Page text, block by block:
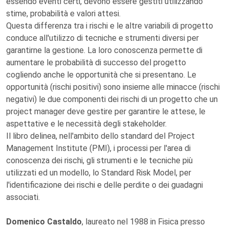
stime, probabilità e valori attesi.
Questa differenza tra i rischi e le altre variabili di progetto
conduce all'utilizzo di tecniche e strumenti diversi per
garantirne la gestione. La loro conoscenza permette di
aumentare le probabilità di successo del progetto
cogliendo anche le opportunità che si presentano. Le
opportunità (rischi positivi) sono insieme alle minacce (rischi
negativi) le due componenti dei rischi di un progetto che un
project manager deve gestire per garantire le attese, le
aspettative e le necessità degli stakeholder.
Il libro delinea, nell'ambito dello standard del Project
Management Institute (PMI), i processi per l'area di
conoscenza dei rischi, gli strumenti e le tecniche più
utilizzati ed un modello, lo Standard Risk Model, per
l'identificazione dei rischi e delle perdite o dei guadagni
associati.
Domenico Castaldo, laureato nel 1988 in Fisica presso